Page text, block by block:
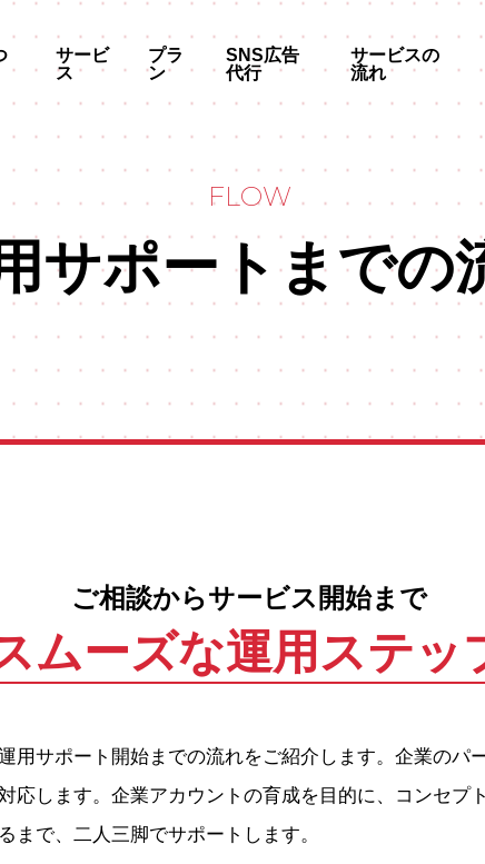
サービ
ス
プラ
ン
SNS広告
代行
サービスの
流れ
FLOW
サポートまでの
ご相談からサービス開始まで
ムーズな運用ステッ
用サポート開始までの流れをご紹介します。企業のパ
します。企業アカウントの育成を目的に、コンセプ
で、二人三脚でサポートします。